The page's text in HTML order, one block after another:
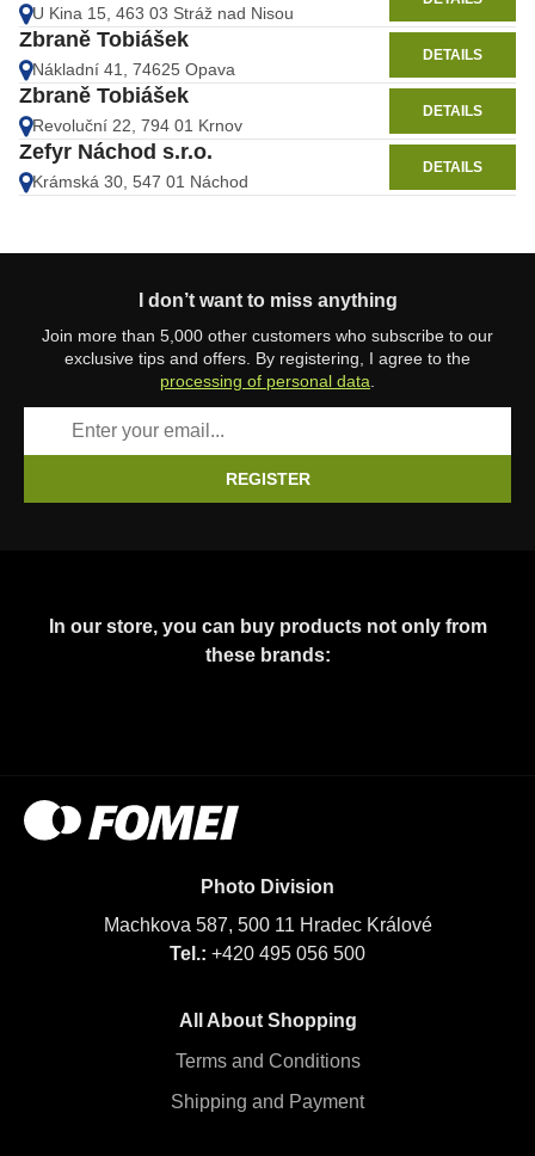
U Kina 15, 463 03 Stráž nad Nisou
Zbraně Tobiášek
Nákladní 41, 74625 Opava
DETAILS
Zbraně Tobiášek
Revoluční 22, 794 01 Krnov
DETAILS
Zefyr Náchod s.r.o.
Krámská 30, 547 01 Náchod
DETAILS
I don’t want to miss anything
Join more than 5,000 other customers who subscribe to our
exclusive tips and offers. By registering, I agree to the
processing of personal data
REGISTER
In our store, you can buy products not only from
these brands:
Photo Division
Machkova 587, 500 11 Hradec Králové
Tel.: +420 495 056 500
All About Shopping
Terms and Conditions
Shipping and Payment